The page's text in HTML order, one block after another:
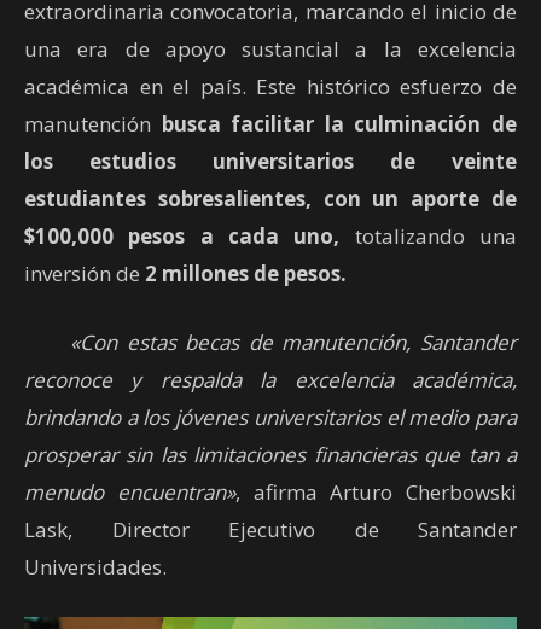
extraordinaria convocatoria, marcando el inicio de
una era de apoyo sustancial a la excelencia
académica en el país. Este histórico esfuerzo de
manutención busca facilitar la culminación de
los estudios universitarios de veinte
estudiantes sobresalientes, con un aporte de
$100,000 pesos a cada uno, totalizando una
inversión de 2 millones de pesos.
«Con estas becas de manutención, Santander
reconoce y respalda la excelencia académica,
brindando a los jóvenes universitarios el medio para
prosperar sin las limitaciones financieras que tan a
menudo encuentran», afirma Arturo Cherbowski
Lask, Director Ejecutivo de Santander
Universidades.